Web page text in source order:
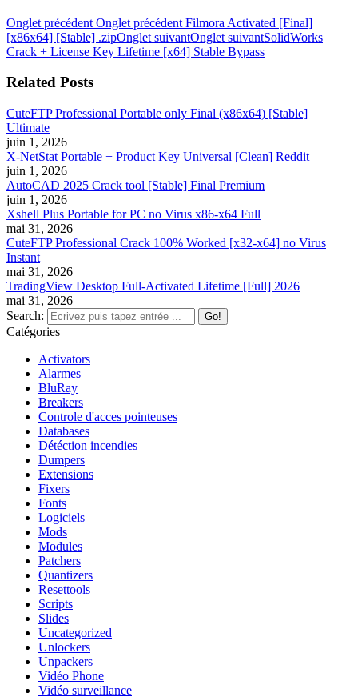
Onglet précédent Onglet précédent Filmora Activated [Final]
[x86x64] [Stable] .zipOnglet suivantOnglet suivantSolidWorks
Crack + License Key Lifetime [x64] Stable Bypass
Related Posts
CuteFTP Professional Portable only Final (x86x64) [Stable]
Ultimate
juin 1, 2026
X-NetStat Portable + Product Key Universal [Clean] Reddit
juin 1, 2026
AutoCAD 2025 Crack tool [Stable] Final Premium
juin 1, 2026
Xshell Plus Portable for PC no Virus x86-x64 Full
mai 31, 2026
CuteFTP Professional Crack 100% Worked [x32-x64] no Virus
Instant
mai 31, 2026
TradingView Desktop Full-Activated Lifetime [Full] 2026
mai 31, 2026
Search:
Catégories
Activators
Alarmes
BluRay
Breakers
Controle d'acces pointeuses
Databases
Détéction incendies
Dumpers
Extensions
Fixers
Fonts
Logiciels
Mods
Modules
Patchers
Quantizers
Resettools
Scripts
Slides
Uncategorized
Unlockers
Unpackers
Vidéo Phone
Vidéo surveillance